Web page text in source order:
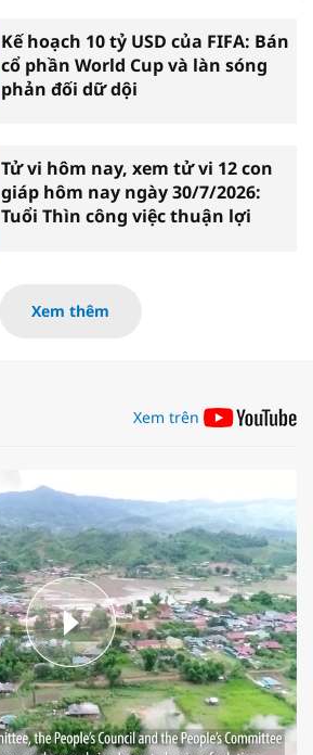
Kế hoạch 10 tỷ USD của FIFA: Bán
cổ phần World Cup và làn sóng
phản đối dữ dội
Tử vi hôm nay, xem tử vi 12 con
giáp hôm nay ngày 30/7/2026:
Tuổi Thìn công việc thuận lợi
Xem thêm
Xem trên